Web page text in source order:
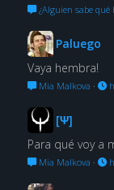
¿Alguien sabe qué
Paluego
Vaya hembra!
Mia Malkova ·
[Ψ]
Para qué voy a
Mia Malkova ·